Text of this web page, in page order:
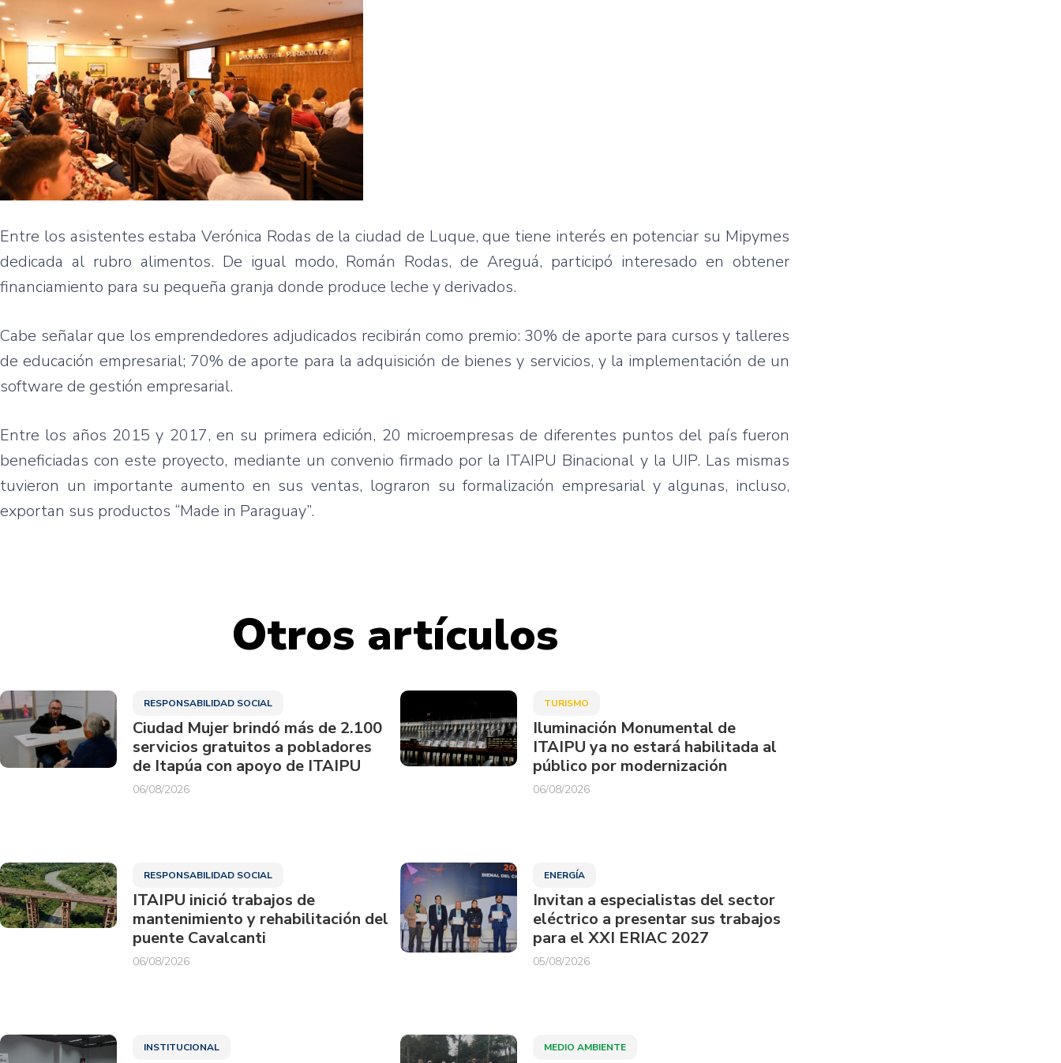
Entre los asistentes estaba Verónica Rodas de la ciudad de Luque, que tiene interés en potenciar su Mipymes
dedicada al rubro alimentos. De igual modo, Román Rodas, de Areguá, participó interesado en obtener
financiamiento para su pequeña granja donde produce leche y derivados.
Cabe señalar que los emprendedores adjudicados recibirán como premio: 30% de aporte para cursos y talleres
de educación empresarial; 70% de aporte para la adquisición de bienes y servicios, y la implementación de un
software de gestión empresarial.
Entre los años 2015 y 2017, en su primera edición, 20 microempresas de diferentes puntos del país fueron
beneficiadas con este proyecto, mediante un convenio firmado por la ITAIPU Binacional y la UIP. Las mismas
tuvieron un importante aumento en sus ventas, lograron su formalización empresarial y algunas, incluso,
exportan sus productos “Made in Paraguay”.
Otros artículos
RESPONSABILIDAD SOCIAL
Ciudad Mujer brindó más de 2.100
servicios gratuitos a pobladores
de Itapúa con apoyo de ITAIPU
06/08/2026
TURISMO
Iluminación Monumental de
ITAIPU ya no estará habilitada al
público por modernización
06/08/2026
RESPONSABILIDAD SOCIAL
ITAIPU inició trabajos de
mantenimiento y rehabilitación del
puente Cavalcanti
06/08/2026
ENERGÍA
Invitan a especialistas del sector
eléctrico a presentar sus trabajos
para el XXI ERIAC 2027
05/08/2026
INSTITUCIONAL MEDIO AMBIENTE